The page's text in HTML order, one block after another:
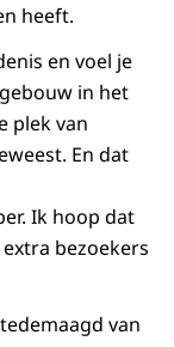
heeft.
en voel je
in het
plek van
En dat
Ik hoop dat
bezoekers
van